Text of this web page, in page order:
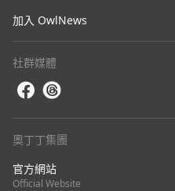
加入 OwlNews
社群媒體
奧丁丁集團
官方網站
Official Website